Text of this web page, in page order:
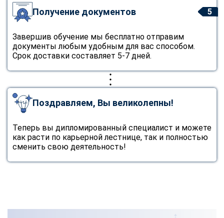
5
Получение документов
Завершив обучение мы бесплатно отправим
документы любым удобным для вас способом.
Срок доставки составляет 5-7 дней.
Поздравляем, Вы великолепны!
Теперь вы дипломированный специалист и можете
как расти по карьерной лестнице, так и полностью
сменить свою деятельность!